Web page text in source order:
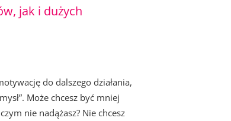
jak i dużych
do dalszego działania,
Może chcesz być mniej
nie nadążasz? Nie chcesz